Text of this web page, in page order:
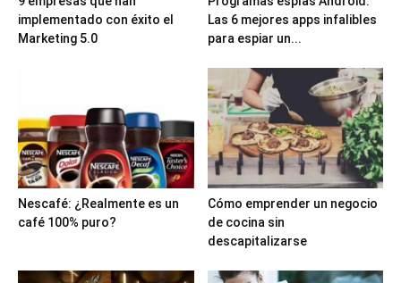
implementado con éxito el
Marketing 5.0
Las 6 mejores apps infalibles
para espiar un...
Nescafé: ¿Realmente es un
café 100% puro?
Cómo emprender un negocio
de cocina sin
descapitalizarse